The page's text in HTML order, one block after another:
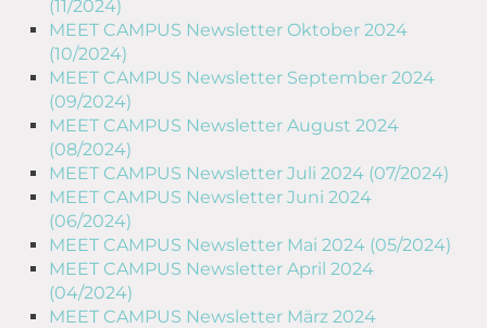
(11/2024)
MEET CAMPUS Newsletter Oktober 2024
(10/2024)
MEET CAMPUS Newsletter September 2024
(09/2024)
MEET CAMPUS Newsletter August 2024
(08/2024)
MEET CAMPUS Newsletter Juli 2024 (07/2024)
MEET CAMPUS Newsletter Juni 2024
(06/2024)
MEET CAMPUS Newsletter Mai 2024 (05/2024)
MEET CAMPUS Newsletter April 2024
(04/2024)
MEET CAMPUS Newsletter März 2024